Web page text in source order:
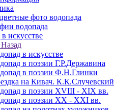
фото водопада
водопада
искусстве
Назад
в искусстве
в поэзии Г.Р.Державина
в поэзии Ф.Н.Глинки
на Кивач. К.К.Случевский
в поэзии XVIII - XIX вв.
в поэзии XX - XXI вв.